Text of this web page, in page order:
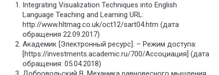
Integrating Visualization Techniques into English
Language Teaching and Learning URL:
http://www.hltmag.co.uk/oct12/sart04.htm (дата
обращения 22.09.2017)
Академик [Электронный ресурс]. – Режим доступа:
[https://investments.academic.ru/700/Ассоциация] (дата
обращения: 05.04.2018)